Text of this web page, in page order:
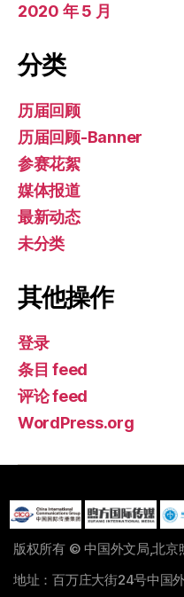
2020 年 5 月
分类
历届回顾
历届回顾-Banner
参赛花絮
媒体报道
最新动态
未分类
其他操作
登录
条目 feed
评论 feed
WordPress.org
版权所有 © 中国外文局,北京
地址：百万庄大街24号中国